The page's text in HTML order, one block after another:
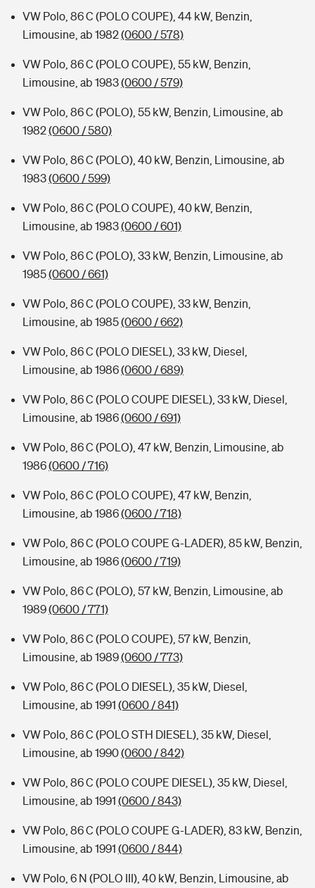
VW Polo, 86 C (POLO COUPE), 44 kW, Benzin,
Limousine, ab 1982(0600 / 578)
VW Polo, 86 C (POLO COUPE), 55 kW, Benzin,
Limousine, ab 1983(0600 / 579)
VW Polo, 86 C (POLO), 55 kW, Benzin, Limousine, ab
1982(0600 / 580)
VW Polo, 86 C (POLO), 40 kW, Benzin, Limousine, ab
1983(0600 / 599)
VW Polo, 86 C (POLO COUPE), 40 kW, Benzin,
Limousine, ab 1983(0600 / 601)
VW Polo, 86 C (POLO), 33 kW, Benzin, Limousine, ab
1985(0600 / 661)
VW Polo, 86 C (POLO COUPE), 33 kW, Benzin,
Limousine, ab 1985(0600 / 662)
VW Polo, 86 C (POLO DIESEL), 33 kW, Diesel,
Limousine, ab 1986(0600 / 689)
VW Polo, 86 C (POLO COUPE DIESEL), 33 kW, Diesel,
Limousine, ab 1986(0600 / 691)
VW Polo, 86 C (POLO), 47 kW, Benzin, Limousine, ab
1986(0600 / 716)
VW Polo, 86 C (POLO COUPE), 47 kW, Benzin,
Limousine, ab 1986(0600 / 718)
VW Polo, 86 C (POLO COUPE G-LADER), 85 kW, Benzin,
Limousine, ab 1986(0600 / 719)
VW Polo, 86 C (POLO), 57 kW, Benzin, Limousine, ab
1989(0600 / 771)
VW Polo, 86 C (POLO COUPE), 57 kW, Benzin,
Limousine, ab 1989(0600 / 773)
VW Polo, 86 C (POLO DIESEL), 35 kW, Diesel,
Limousine, ab 1991 (0600 / 841)
VW Polo, 86 C (POLO STH DIESEL), 35 kW, Diesel,
Limousine, ab 1990(0600 / 842)
VW Polo, 86 C (POLO COUPE DIESEL), 35 kW, Diesel,
Limousine, ab 1991 (0600 / 843)
VW Polo, 86 C (POLO COUPE G-LADER), 83 kW, Benzin,
Limousine, ab 1991 (0600 / 844)
VW Polo, 6 N (POLO III), 40 kW, Benzin, Limousine, ab